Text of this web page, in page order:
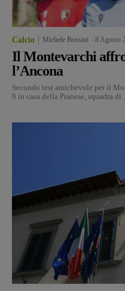
Calcio Michele Bossini 8 Agosto
Il Montevarchi
l’Ancona
Secondo test amichevole per il
0 in casa della Pianese, squadra di...